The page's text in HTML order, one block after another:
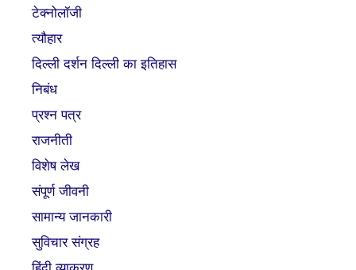
टेक्नोलॉजी
त्यौहार
दिल्ली दर्शन दिल्ली का इतिहास
निबंध
प्रश्न पत्र
राजनीती
विशेष लेख
संपूर्ण जीवनी
सामान्य जानकारी
सुविचार संग्रह